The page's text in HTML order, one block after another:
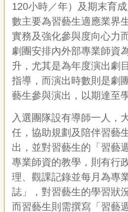
120小時／年）及期末育
數主要為習藝生適應業界
實務及強化參與度向心力
劇團安排內外部專業師資
升，尤其是為年度演出劇
指導，而演出時數則是劇
藝生參與演出，以期達至
入選團隊設有導師一人，
任，協助規劃及陪伴習藝
出，並對習藝生的「習藝
專業師資的教學，則有行
理、觀課記錄並每月為專
誌」，對習藝生的學習狀
而習藝生則需撰寫「習藝